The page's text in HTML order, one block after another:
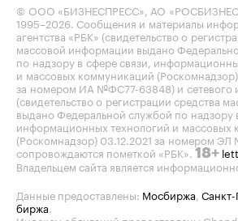
© ООО «БИЗНЕСПРЕСС», АО
1995–2026 . Сообщения и материалы
агентства «РБК» (свидетельство о
массовой информации выдано
по надзору в сфере связи,
и массовых коммуникаций (Роскомнадзор)
за номером ИА №ФС77-63848) и сетевого
(свидетельство о регистрации средства
выдано Федеральной службой по надзору
информационных технологий и массовых
(Роскомнадзор) 03.12.2021 за номером
сопровождаются пометкой «РБК». 18+
Владельцем сайта является
Данные предоставлены: Мосбиржа Санкт-
биржа